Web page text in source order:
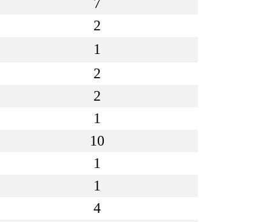
2
1
2
2
1
10
1
1
4